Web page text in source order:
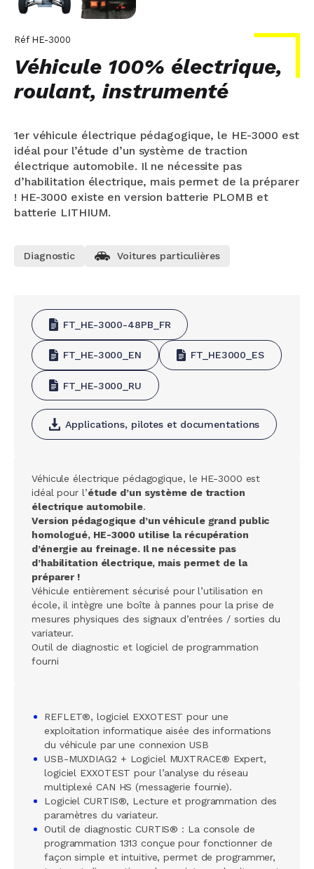
Réf HE-3000
Véhicule 100% électrique,
roulant, instrumenté
1er véhicule électrique pédagogique, le HE-3000 est
idéal pour l’étude d’un système de traction
électrique automobile. Il ne nécessite pas
d’habilitation électrique, mais permet de la préparer
! HE-3000 existe en version batterie PLOMB et
batterie LITHIUM.
Diagnostic Voitures particulières
FT_HE-3000-48PB_FR
FT_HE-3000_EN FT_HE3000_ES
FT_HE-3000_RU
Applications, pilotes et documentations
Véhicule électrique pédagogique, le HE-3000 est
idéal pour l’étude d’un système de traction
électrique automobile.
Version pédagogique d’un véhicule grand public
homologué, HE-3000 utilise la récupération
d’énergie au freinage. Il ne nécessite pas
d’habilitation électrique, mais permet de la
préparer !
Véhicule entièrement sécurisé pour l’utilisation en
école, il intègre une boîte à pannes pour la prise de
mesures physiques des signaux d’entrées / sorties du
variateur.
Outil de diagnostic et logiciel de programmation
fourni
REFLET®, logiciel EXXOTEST pour une
exploitation informatique aisée des informations
du véhicule par une connexion USB
USB-MUXDIAG2 + Logiciel MUXTRACE® Expert,
logiciel EXXOTEST pour l’analyse du réseau
multiplexé CAN HS (messagerie fournie).
Logiciel CURTIS®, Lecture et programmation des
paramètres du variateur.
Outil de diagnostic CURTIS® : La console de
programmation 1313 conçue pour fonctionner de
façon simple et intuitive, permet de programmer,